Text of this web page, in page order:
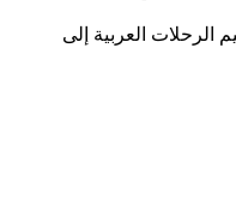
الرحلات العربية إلى